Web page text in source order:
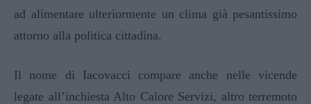
ad alimentare ulteriormente un clima già pesantissimo
attorno alla politica cittadina.
Il nome di Iacovacci compare anche nelle vicende
legate all’inchiesta Alto Calore Servizi, altro terremoto